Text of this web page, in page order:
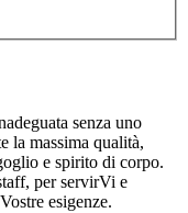
senza uno
la massima qualità,
e spirito di corpo.
per servirVi e
esigenze.